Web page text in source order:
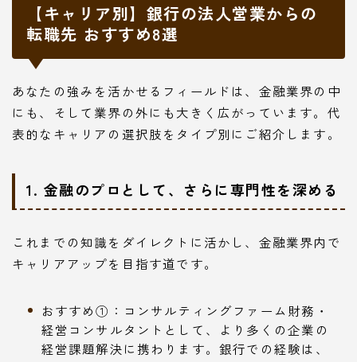
【キャリア別】銀行の法人営業からの
転職先 おすすめ8選
あなたの強みを活かせるフィールドは、金融業界の中
にも、そして業界の外にも大きく広がっています。代
表的なキャリアの選択肢をタイプ別にご紹介します。
1. 金融のプロとして、さらに専門性を深める
これまでの知識をダイレクトに活かし、金融業界内で
キャリアアップを目指す道です。
おすすめ①：コンサルティングファーム財務・
経営コンサルタントとして、より多くの企業の
経営課題解決に携わります。銀行での経験は、